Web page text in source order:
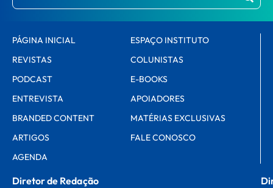
PÁGINA INICIAL
REVISTAS
PODCAST
ENTREVISTA
BRANDED CONTENT
ARTIGOS
AGENDA
ESPAÇO INSTITUTO
COLUNISTAS
E-BOOKS
APOIADORES
MATÉRIAS EXCLUSIVAS
FALE CONOSCO
Diretor de Redação